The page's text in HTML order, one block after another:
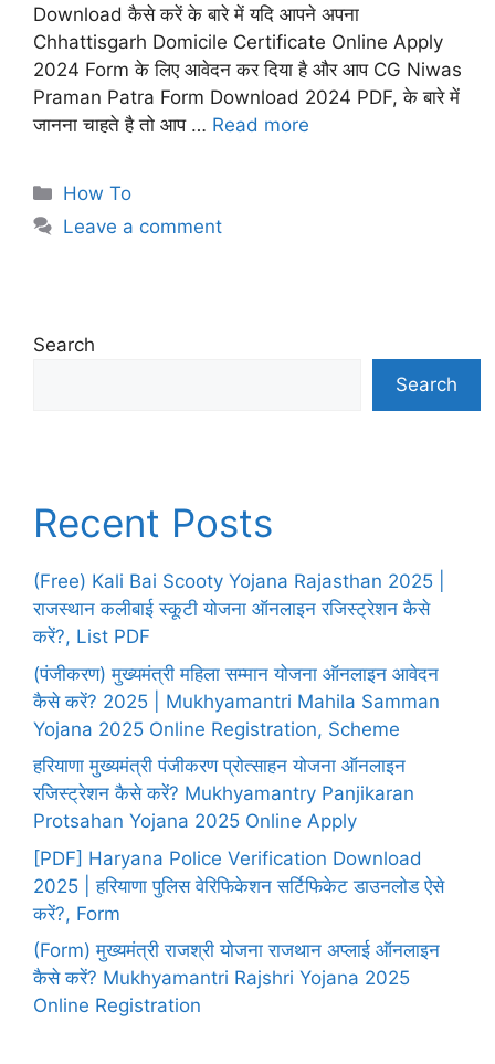
Download कैसे करें के बारे में यदि आपने अपना
Chhattisgarh Domicile Certificate Online Apply
2024 Form के लिए आवेदन कर दिया है और आप CG Niwas
Praman Patra Form Download 2024 PDF, के बारे में
जानना चाहते है तो आप … Read more
Categories
How To
Leave a comment
Search
Search
Recent Posts
(Free) Kali Bai Scooty Yojana Rajasthan 2025 |
राजस्थान कलीबाई स्कूटी योजना ऑनलाइन रजिस्ट्रेशन कैसे
करें?, List PDF
(पंजीकरण) मुख्यमंत्री महिला सम्मान योजना ऑनलाइन आवेदन
कैसे करें? 2025 | Mukhyamantri Mahila Samman
Yojana 2025 Online Registration, Scheme
हरियाणा मुख्यमंत्री पंजीकरण प्रोत्साहन योजना ऑनलाइन
रजिस्ट्रेशन कैसे करें? Mukhyamantry Panjikaran
Protsahan Yojana 2025 Online Apply
[PDF] Haryana Police Verification Download
2025 | हरियाणा पुलिस वेरिफिकेशन सर्टिफिकेट डाउनलोड ऐसे
करें?, Form
(Form) मुख्यमंत्री राजश्री योजना राजथान अप्लाई ऑनलाइन
कैसे करें? Mukhyamantri Rajshri Yojana 2025
Online Registration